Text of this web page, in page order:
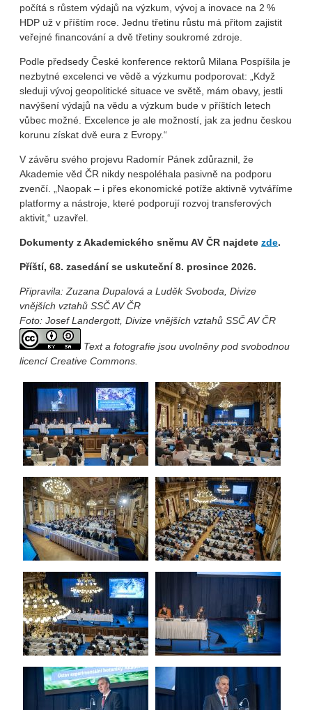
počítá s růstem výdajů na výzkum, vývoj a inovace na 2 %
HDP už v příštím roce. Jednu třetinu růstu má přitom zajistit
veřejné financování a dvě třetiny soukromé zdroje.
Podle předsedy České konference rektorů Milana Pospíšila je
nezbytné excelenci ve vědě a výzkumu podporovat: „Když
sleduji vývoj geopolitické situace ve světě, mám obavy, jestli
navýšení výdajů na vědu a výzkum bude v příštích letech
vůbec možné. Excelence je ale možností, jak za jednu českou
korunu získat dvě eura z Evropy.“
V závěru svého projevu Radomír Pánek zdůraznil, že
Akademie věd ČR nikdy nespoléhala pasivně na podporu
zvenčí. „Naopak – i přes ekonomické potíže aktivně vytváříme
platformy a nástroje, které podporují rozvoj transferových
aktivit,“ uzavřel.
Dokumenty z Akademického sněmu AV ČR najdete zde.
Příští, 68. zasedání se uskuteční 8. prosince 2026.
Připravila: Zuzana Dupalová a Luděk Svoboda, Divize
vnějších vztahů SSČ AV ČR
Foto: Josef Landergott, Divize vnějších vztahů SSČ AV ČR
Text a fotografie jsou uvolněny pod svobodnou
licencí Creative Commons.